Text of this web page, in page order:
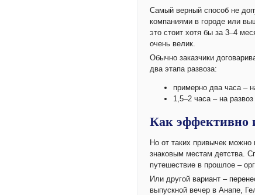
Самый верный способ не
компаниями в городе или
это стоит хотя бы за 3–4
очень велик.
Обычно заказчики
два этапа развоза:
примерно два часа –
1,5–2 часа – на
Как эффективно
Но от таких привычек
знаковым местам детства.
путешествие в прошлое –
Или другой вариант –
выпускной вечер в Анапе,